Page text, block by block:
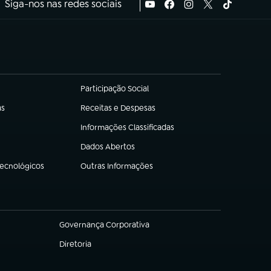
Siga-nos nas redes sociais
Participação Social
(abre em nova aba)
Receitas e Despesas
(abre em nova aba)
Informações Classificadas
(abre em nova aba)
Dados Abertos
(abre em nova aba)
Outras Informações
(abre em nova aba)
Governança Corporativa
(abre em nova aba)
Diretoria
(abre em nova aba)